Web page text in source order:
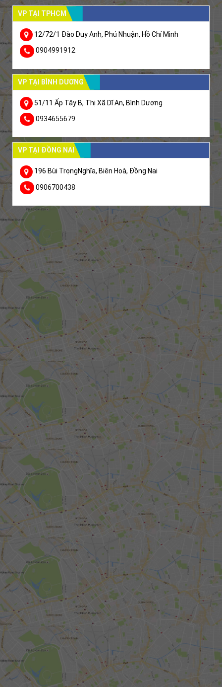
VP TẠI TPHCM
12/72/1 Đào Duy Anh, Phú Nhuận, Hồ Chí Minh
0904991912
VP TẠI BÌNH DƯƠNG
51/11 Ấp Tây B, Thị Xã Dĩ An, Bình Dương
0934655679
VP TẠI ĐỒNG NAI
196 Bùi TrọngNghĩa, Biên Hoà, Đồng Nai
0906700438